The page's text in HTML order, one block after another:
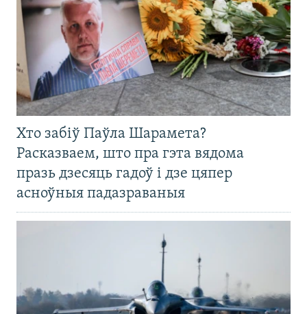
Хто забіў Паўла Шарамета?
Расказваем, што пра гэта вядома
празь дзесяць гадоў і дзе цяпер
асноўныя падазраваныя